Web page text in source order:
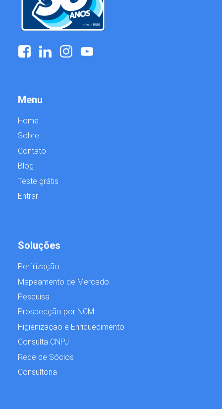
Menu
Home
Sobre
Contato
Blog
Teste grátis
Entrar
Soluções
Perfilização
Mapeamento de Mercado
Pesquisa
Prospecção por NCM
Higienização e Enriquecimento
Consulta CNPJ
Rede de Sócios
Consultoria